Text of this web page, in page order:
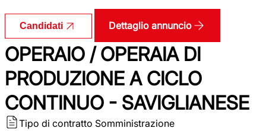
Candidati Dettaglio annuncio
OPERAIO / OPERAIA DI
PRODUZIONE A CICLO
CONTINUO - SAVIGLIANESE
Tipo di contratto Somministrazione